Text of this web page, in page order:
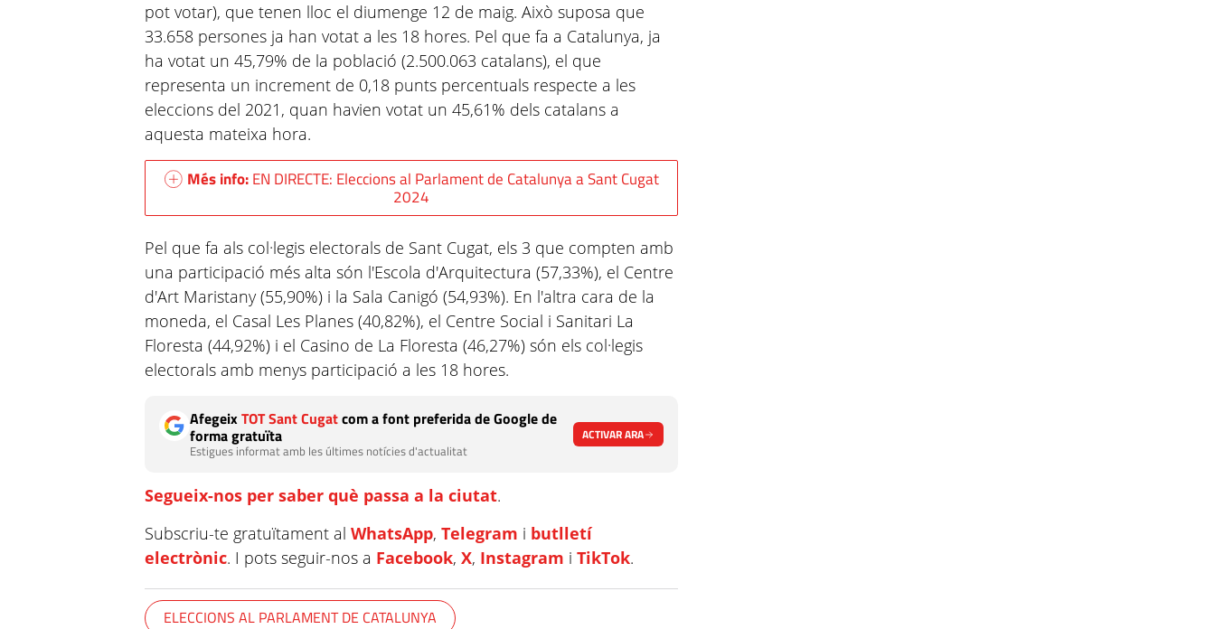
pot votar), que tenen lloc el diumenge 12 de maig. Això suposa que
33.658 persones ja han votat a les 18 hores. Pel que fa a Catalunya, ja
ha votat un 45,79% de la població (2.500.063 catalans), el que
representa un increment de 0,18 punts percentuals respecte a les
eleccions del 2021, quan havien votat un 45,61% dels catalans a
aquesta mateixa hora.
Més info:EN DIRECTE: Eleccions al Parlament de Catalunya a Sant Cugat
2024
Pel que fa als col·legis electorals de Sant Cugat, els 3 que compten amb
una participació més alta són l'Escola d'Arquitectura (57,33%), el Centre
d'Art Maristany (55,90%) i la Sala Canigó (54,93%). En l'altra cara de la
moneda, el Casal Les Planes (40,82%), el Centre Social i Sanitari La
Floresta (44,92%) i el Casino de La Floresta (46,27%) són els col·legis
electorals amb menys participació a les 18 hores.
AfegeixTOT Sant Cugatcom a font preferida de Google de
forma gratuïta
Estigues informat amb les últimes notícies d'actualitat
ACTIVAR ARA
Segueix-nos per saber què passa a la ciutat.
Subscriu-te gratuïtament alWhatsApp,Telegram i butlletí
electrònic. I pots seguir-nos a Facebook,X, Instagram iTikTok.
ELECCIONS AL PARLAMENT DE CATALUNYA